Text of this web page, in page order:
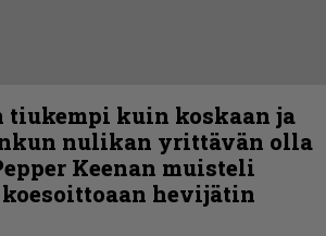
tiukempi kuin koskaan ja
nulikan yrittävän olla
Keenan muisteli
hevijätin